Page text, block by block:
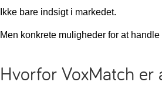
Ikke bare indsigt i markedet.
Men konkrete muligheder for at handle
Hvorfor VoxMatch er